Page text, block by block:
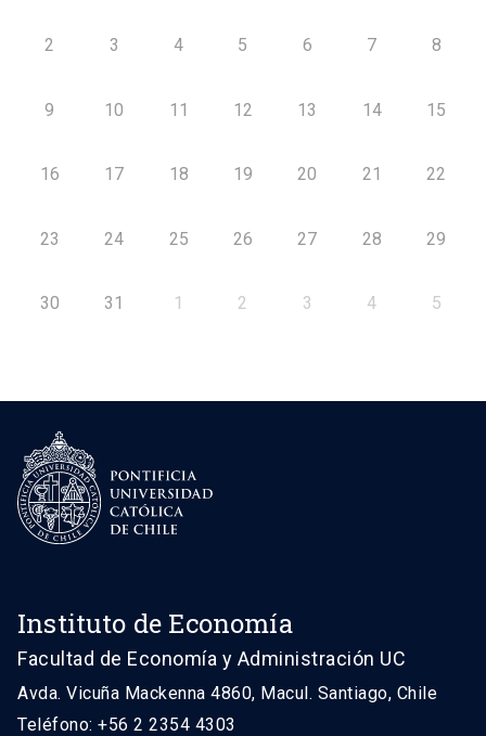
2 3 4 5 6 7 8
9 10 11 12 13 14 15
16 17 18 19 20 21 22
23 24 25 26 27 28 29
30 31 1 2 3 4 5
Instituto de Economía
Facultad de Economía y Administración UC
Avda. Vicuña Mackenna 4860, Macul. Santiago, Chile
Teléfono: +56 2 2354 4303